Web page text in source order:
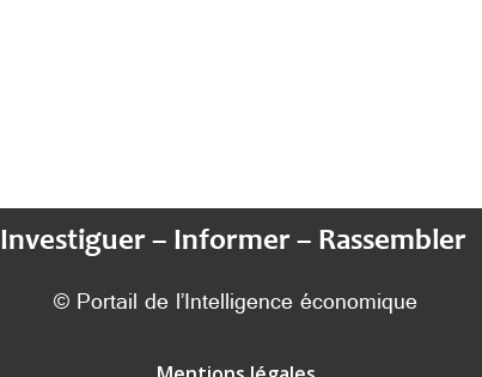
Investiguer – Informer – Rassembler
© Portail de l’Intelligence économique